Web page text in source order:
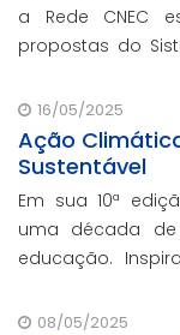
a Rede CNEC
propostas do
escolar e
16/05/2025
Ação
Sustentável
Em sua 10ª
uma década
educação.
promoção da
08/05/2025